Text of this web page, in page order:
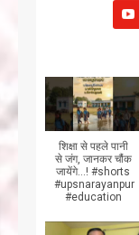
शिक्षा से पहले पानी
से जंग, जानकर चौंक
जायेंगे...! #shorts
#upsnarayanpur
#education